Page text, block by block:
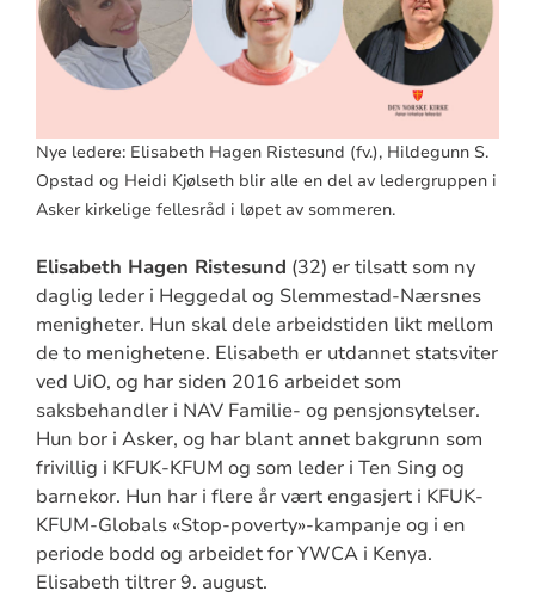
Nye ledere: Elisabeth Hagen Ristesund (fv.), Hildegunn S.
Opstad og Heidi Kjølseth blir alle en del av ledergruppen i
Asker kirkelige fellesråd i løpet av sommeren.
Elisabeth Hagen Ristesund (32) er tilsatt som ny
daglig leder i Heggedal og Slemmestad-Nærsnes
menigheter. Hun skal dele arbeidstiden likt mellom
de to menighetene. Elisabeth er utdannet statsviter
ved UiO, og har siden 2016 arbeidet som
saksbehandler i NAV Familie- og pensjonsytelser.
Hun bor i Asker, og har blant annet bakgrunn som
frivillig i KFUK-KFUM og som leder i Ten Sing og
barnekor. Hun har i flere år vært engasjert i KFUK-
KFUM-Globals «Stop-poverty»-kampanje og i en
periode bodd og arbeidet for YWCA i Kenya.
Elisabeth tiltrer 9. august.